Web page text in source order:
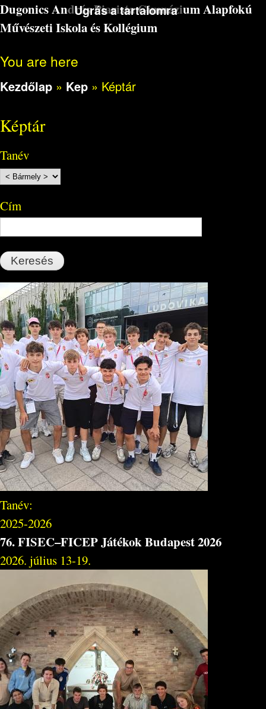
Ugrás a tartalomra
Dugonics András Piarista Gimnázium Alapfokú
Művészeti Iskola és Kollégium
You are here
Kezdőlap » Kep » Képtár
Képtár
Tanév
Cím
Tanév:
2025-2026
76. FISEC–FICEP Játékok Budapest 2026
2026. július 13-19.